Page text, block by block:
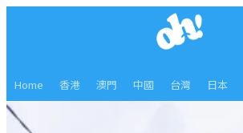
Home 香港 澳門 中國 台灣 日本